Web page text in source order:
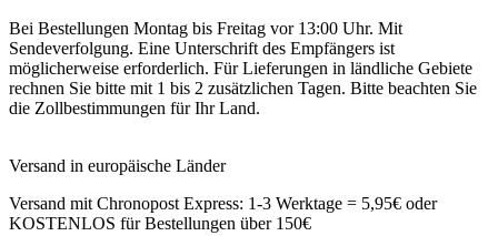
Bei Bestellungen Montag bis Freitag vor 13:00 Uhr. Mit
Sendeverfolgung. Eine Unterschrift des Empfängers ist
möglicherweise erforderlich. Für Lieferungen in ländliche Gebiete
rechnen Sie bitte mit 1 bis 2 zusätzlichen Tagen. Bitte beachten Sie
die Zollbestimmungen für Ihr Land.
Versand in europäische Länder
Versand mit Chronopost Express: 1-3 Werktage = 5,95€ oder
KOSTENLOS für Bestellungen über 150€